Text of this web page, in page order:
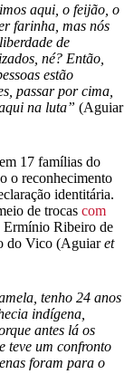
aqui, o feijão, o
farinha, mas nós
de
né? Então,
estão
passar por cima,
na luta” (Aguiar
17 famílias do
o reconhecimento
identitária.
de trocas com
Ermínio Ribeiro de
do Vico (Aguiaret
tenho 24 anos
indígena,
antes lá os
teve um confronto
foram para o